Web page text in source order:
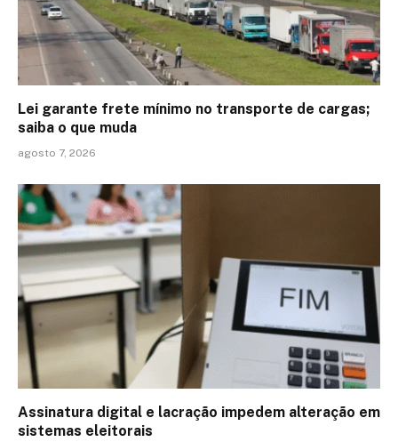
Lei garante frete mínimo no transporte de cargas;
saiba o que muda
agosto 7, 2026
Assinatura digital e lacração impedem alteração em
sistemas eleitorais